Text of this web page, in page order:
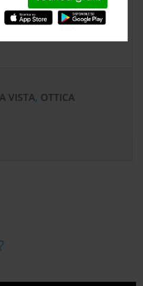
dopo i primi due
[…]
VISTA, OTTICA